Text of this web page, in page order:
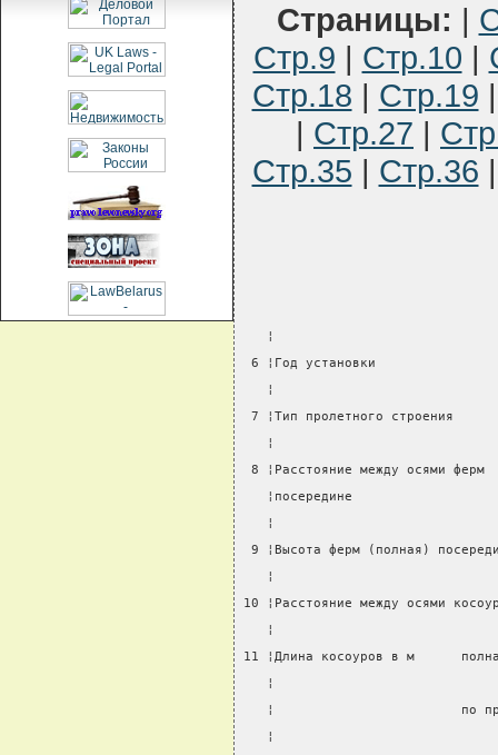
Страницы: |
Стр.9 | Стр.10 |
Стр.18 | Стр.19
| Стр.27 |
Стр.35 | Стр.36
¦
6 ¦Год установки
¦
7 ¦Тип пролетного
¦
8 ¦Расстояние между
¦посередине
¦
9 ¦Высота ферм (полная)
¦
10 ¦Расстояние между осями
¦
11 ¦Длина косоуров в м
¦
¦                        по
¦